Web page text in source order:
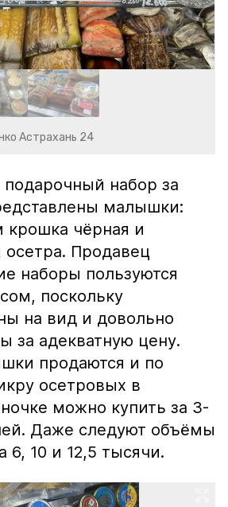
Астрахань 24
набор за
малышки:
крошка чёрная и
Продавец
наборы пользуются
поскольку
на вид и довольно
за адекватную цену.
продаются и по
осетровых в
можно купить за 3-
Даже следуют объёмы
10 и 12,5 тысячи.